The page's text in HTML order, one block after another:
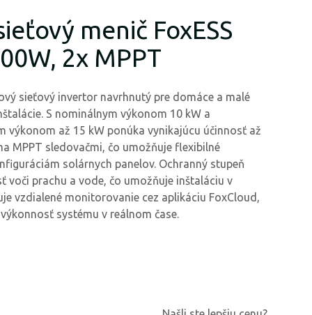
menič FoxESS
2x MPPT
sieťový invertor navrhnutý pre domáce a malé
S nominálnym výkonom 10 kW a
výkonom až 15 kW ponúka vynikajúcu účinnosť až
MPPT sledovačmi, čo umožňuje flexibilné
solárnych panelov. Ochranný stupeň
voči prachu a vode, čo umožňuje inštaláciu v
vzdialené monitorovanie cez aplikáciu FoxCloud,
systému v reálnom čase.